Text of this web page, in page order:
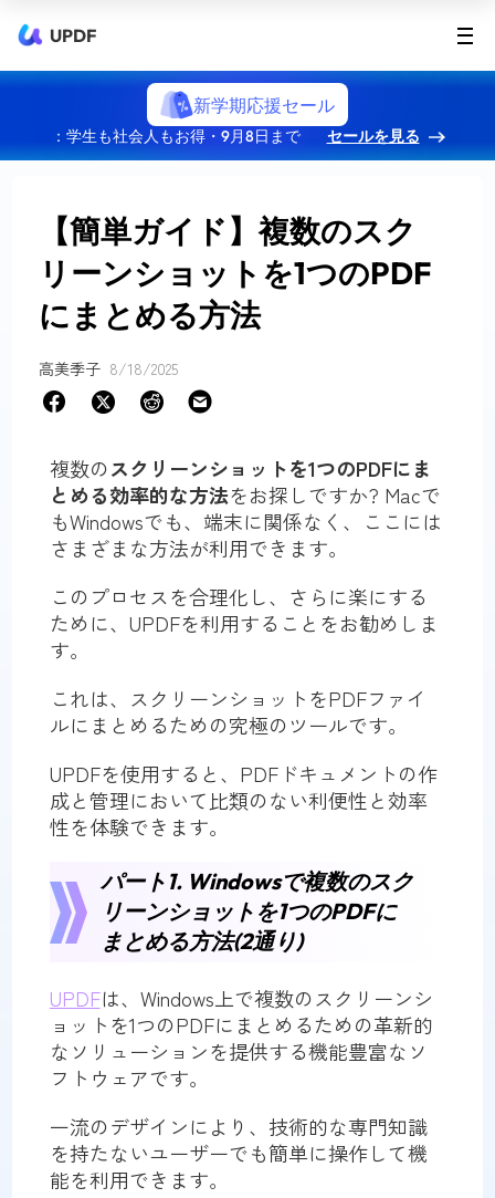
UPDF
新学期応援セール
：学生も社会人もお得・9月8日まで セールを見る
【簡単ガイド】複数のスク
リーンショットを1つのPDF
にまとめる方法
高美季子 8/18/2025
複数のスクリーンショットを1つのPDFにま
とめる効率的な方法をお探しですか? Macで
もWindowsでも、端末に関係なく、ここには
さまざまな方法が利用できます。
このプロセスを合理化し、さらに楽にする
ために、UPDFを利用することをお勧めしま
す。
これは、スクリーンショットをPDFファイ
ルにまとめるための究極のツールです。
UPDFを使用すると、PDFドキュメントの作
成と管理において比類のない利便性と効率
性を体験できます。
パート1. Windowsで複数のスク
リーンショットを1つのPDFに
まとめる方法(2通り)
UPDFは、Windows上で複数のスクリーンシ
ョットを1つのPDFにまとめるための革新的
なソリューションを提供する機能豊富なソ
フトウェアです。
一流のデザインにより、技術的な専門知識
を持たないユーザーでも簡単に操作して機
能を利用できます。